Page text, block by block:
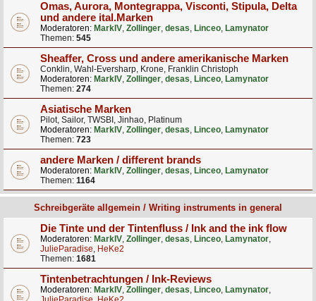
Omas, Aurora, Montegrappa, Visconti, Stipula, Delta
und andere ital.Marken
Moderatoren: MarkIV, Zollinger, desas, Linceo, Lamynator
Themen: 545
Sheaffer, Cross und andere amerikanische Marken
Conklin, Wahl-Eversharp, Krone, Franklin Christoph
Moderatoren: MarkIV, Zollinger, desas, Linceo, Lamynator
Themen: 274
Asiatische Marken
Pilot, Sailor, TWSBI, Jinhao, Platinum
Moderatoren: MarkIV, Zollinger, desas, Linceo, Lamynator
Themen: 723
andere Marken / different brands
Moderatoren: MarkIV, Zollinger, desas, Linceo, Lamynator
Themen: 1164
Schreibgeräte allgemein / Writing instruments in general
Die Tinte und der Tintenfluss / Ink and the ink flow
Moderatoren: MarkIV, Zollinger, desas, Linceo, Lamynator,
JulieParadise, HeKe2
Themen: 1681
Tintenbetrachtungen / Ink-Reviews
Moderatoren: MarkIV, Zollinger, desas, Linceo, Lamynator,